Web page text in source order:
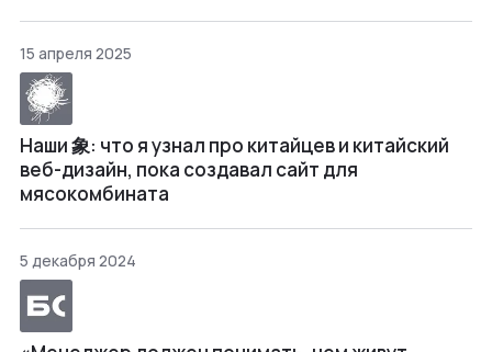
15 апреля 2025
Наши 象: что я узнал про китайцев и китайский
веб-дизайн, пока создавал сайт для
мясокомбината
5 декабря 2024